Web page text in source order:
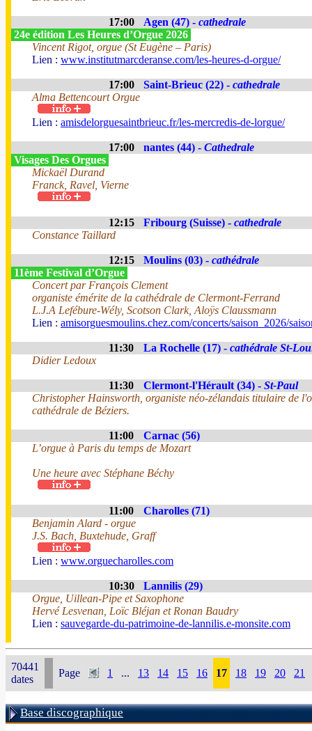
17:00 Agen (47) - cathedrale
24e édition Les Heures d’Orgue 2026
Vincent Rigot, orgue (St Eugène – Paris)
Lien : www.institutmarcderanse.com/les-heures-d-orgue/
17:00 Saint-Brieuc (22) - cathedrale
Alma Bettencourt Orgue
Lien : amisdelorguesaintbrieuc.fr/les-mercredis-de-lorgue/
17:00 nantes (44) - Cathedrale
Visages Des Orgues
Mickaël Durand
Franck, Ravel, Vierne
12:15 Fribourg (Suisse) - cathedrale
Constance Taillard
12:15 Moulins (03) - cathédrale
11ème Festival d’Orgue
Concert par François Clement
organiste émérite de la cathédrale de Clermont-Ferrand
L.J.A Lefébure-Wély, Scotson Clark, Aloÿs Claussmann
Lien : amisorguesmoulins.chez.com/concerts/saison_2026/
11:30 La Rochelle (17) - cathédrale St-
Didier Ledoux
11:30 Clermont-l'Hérault (34) - St-Paul
Christopher Hainsworth, organiste néo-zélandais titulaire de
cathédrale de Béziers.
11:00
Carnac (56)
L’orgue à Paris du temps de Mozart
Une heure avec Stéphane Béchy
11:00
Charolles (71)
Benjamin Alard - orgue
J.S. Bach, Buxtehude, Graff
Lien : www.orguecharolles.com
10:30
Lannilis (29)
Orgue, Uillean-Pipe et Saxophone
Hervé Lesvenan, Loïc Bléjan et Ronan Baudry
Lien : sauvegarde-du-patrimoine-de-lannilis.e-monsite.com
70441
dates
Page 1 ... 13 14 15 16 17 18 19 20 21
Base discographique